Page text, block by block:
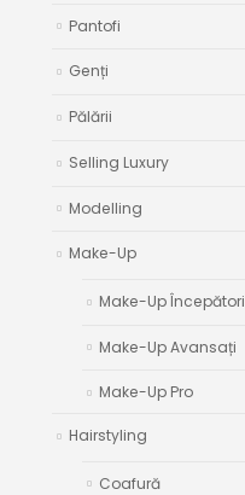
Pantofi
Genți
Pălării
Selling Luxury
Modelling
Make-Up
Make-Up Începători
Make-Up Avansați
Make-Up Pro
Hairstyling
Coafură